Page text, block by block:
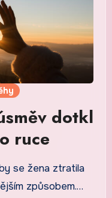
dotkl
ruce
se žena ztratila
způsobem.…